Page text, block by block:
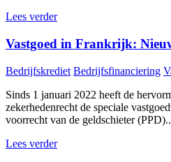
Lees verder
Vastgoed in Frankrijk:
Bedrijfskrediet Bedrijfsfinanciering
Sinds 1 januari 2022 heeft de
zekerhedenrecht de speciale
voorrecht van de geldschieter
Lees verder